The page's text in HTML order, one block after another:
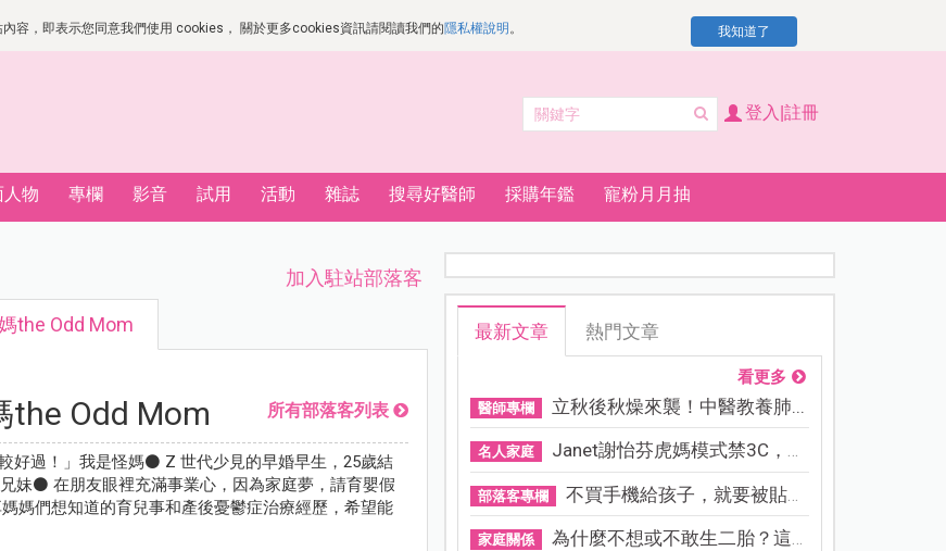
容，即表示您同意我們使用 cookies， 關於更多cookies資訊請閱讀我們的隱私權說明 。 我知道了
登入|註冊
物 專欄 影音 試用 活動 雜誌 搜尋好醫師 採購年鑑 寵粉月月抽
加入駐站部落客
the Odd Mom
the Odd Mom 所有部落客列表
好過！」我是怪媽⚫ Z 世代少見的早婚早生，25歲結
妹⚫ 在朋友眼裡充滿事業心，因為家庭夢，請育嬰假
媽們想知道的育兒事和產後憂鬱症治療經歷，希望能
最新文章 熱門文章
看更多
醫師專欄 立秋後秋燥來襲！中醫教養肺...
名人家庭 Janet謝怡芬虎媽模式禁3C，看...
部落客專欄 不買手機給孩子，就要被貼「...
家庭關係 為什麼不想或不敢生二胎？這8...